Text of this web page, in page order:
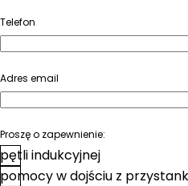
Telefon
Adres email
Proszę o zapewnienie:
pętli indukcyjnej
pomocy w dojściu z